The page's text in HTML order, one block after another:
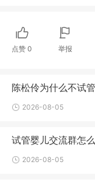
点赞 0 举报
陈松伶为什么不试
2026-08-05
试管婴儿交流群怎
2026-08-05